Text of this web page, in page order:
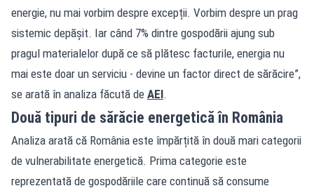
energie, nu mai vorbim despre excepții. Vorbim despre un prag
sistemic depășit. Iar când 7% dintre gospodării ajung sub
pragul materialelor după ce să plătesc facturile, energia nu
mai este doar un serviciu - devine un factor direct de sărăcire”,
se arată în analiza făcută de AEI.
Două tipuri de sărăcie energetică în România
Analiza arată că România este împărțită în două mari categorii
de vulnerabilitate energetică. Prima categorie este
reprezentată de gospodăriile care continuă să consume